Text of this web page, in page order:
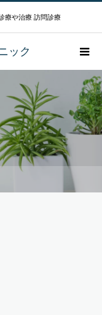
療や治療 訪問診療
ック